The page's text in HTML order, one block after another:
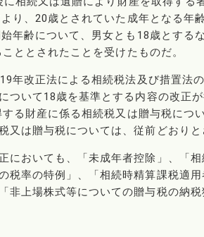
り、20歳とされていた成年となる年
年齢について、男女とも18歳とする
ととされたことを受けたものだ。
年改正法による相続税法及び措置法
いて18歳を基準とする内容の改正が
る財産に係る相続税又は贈与税につ
は贈与税については、従前どおりと
においても、「未成年者控除」、「
税率の特例」、「相続時精算課税適
上場株式等についての贈与税の納税